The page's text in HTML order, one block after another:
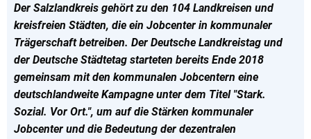
Ort.Der Salzlandkreis gehört zu den 104 Landkreisen und
kreisfreien Städten, die ein Jobcenter in kommunaler
Trägerschaft betreiben. Der Deutsche Landkreistag und
der Deutsche Städtetag starteten bereits Ende 2018
gemeinsam mit den kommunalen Jobcentern eine
deutschlandweite Kampagne unter dem Titel "Stark.
Sozial. Vor Ort.", um auf die Stärken kommunaler
Jobcenter und die Bedeutung der dezentralen